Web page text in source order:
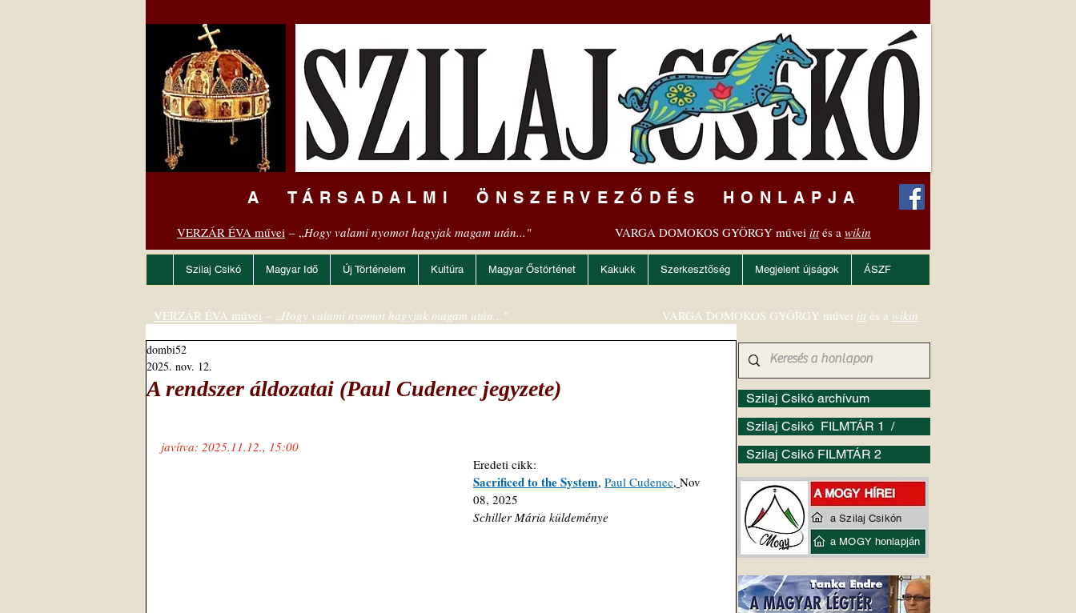
A TÁRSADALMI ÖNSZERVEZŐDÉS HONLAPJA
VERZÁR ÉVA művei – „Hogy valami nyomot hagyjak magam után..." VARGA DOMOKOS GYÖRGY művei ittés a wikin
Szilaj Csikó Magyar Idő Új Történelem Kultúra Magyar Őstörténet Kakukk Szerkesztőség Megjelent újságok ÁSZF
A rendszer áldozatai (Paul Cudenec jegyzete)
dombi52
2025. nov. 12.
javítva: 2025.11.12., 15:00
Eredeti cikk:
Sacrificed to the System, Paul Cudenec, Nov
08, 2025
Schiller Mária küldeménye
Szilaj Csikó archívum
Szilaj Csikó FILMTÁR 1 /
Szilaj Csikó FILMTÁR 2
VERZÁR ÉVA művei – „Hogy valami nyomot hagyjak magam után..." VARGA DOMOKOS GYÖRGY művei itt és a wikin
a Szilaj Csikón
a MOGY honlapján